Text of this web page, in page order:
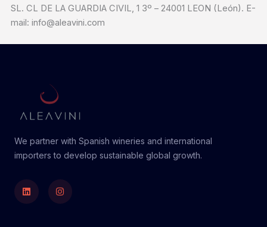
SL. CL DE LA GUARDIA CIVIL, 1 3º – 24001 LEON (León). E-
mail: info@aleavini.com
We partner with Spanish wineries and international
importers to develop sustainable global growth.
LinkedinInstagram